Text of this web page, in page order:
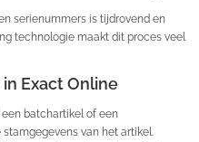
serienummers is tijdrovend en
technologie maakt dit proces veel
Exact Online
batchartikel of een
van het artikel.